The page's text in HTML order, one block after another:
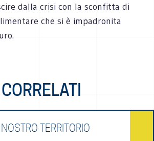
dalla crisi con la sconfitta di
che si è impadronita
TERRITORIO